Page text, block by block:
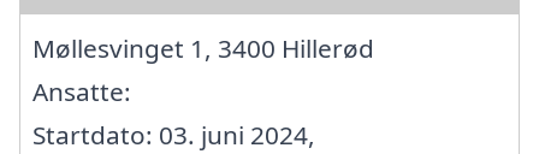
Møllesvinget 1, 3400 Hillerød
Ansatte:
Startdato: 03. juni 2024,